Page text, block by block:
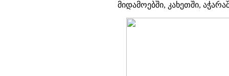
მიდამოებში, კახეთში,